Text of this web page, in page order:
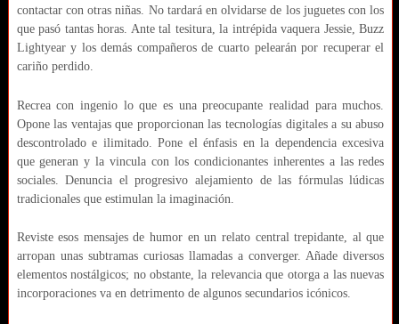
contactar con otras niñas. No tardará en olvidarse de los juguetes con los
que pasó tantas horas. Ante tal tesitura, la intrépida vaquera Jessie, Buzz
Lightyear y los demás compañeros de cuarto pelearán por recuperar el
cariño perdido.
Recrea con ingenio lo que es una preocupante realidad para muchos.
Opone las ventajas que proporcionan las tecnologías digitales a su abuso
descontrolado e ilimitado. Pone el énfasis en la dependencia excesiva
que generan y la vincula con los condicionantes inherentes a las redes
sociales. Denuncia el progresivo alejamiento de las fórmulas lúdicas
tradicionales que estimulan la imaginación.
Reviste esos mensajes de humor en un relato central trepidante, al que
arropan unas subtramas curiosas llamadas a converger. Añade diversos
elementos nostálgicos; no obstante, la relevancia que otorga a las nuevas
incorporaciones va en detrimento de algunos secundarios icónicos.